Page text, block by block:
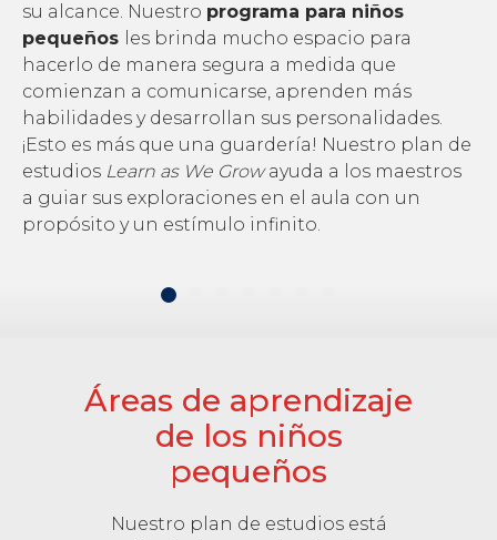
su alcance. Nuestro programa para niños
pequeños les brinda mucho espacio para
hacerlo de manera segura a medida que
comienzan a comunicarse, aprenden más
habilidades y desarrollan sus personalidades.
¡Esto es más que una guardería! Nuestro plan de
estudios Learn as We Growayuda a los maestros
a guiar sus exploraciones en el aula con un
propósito y un estímulo infinito.
Áreas de aprendizaje
de los niños
pequeños
Nuestro plan de estudios está